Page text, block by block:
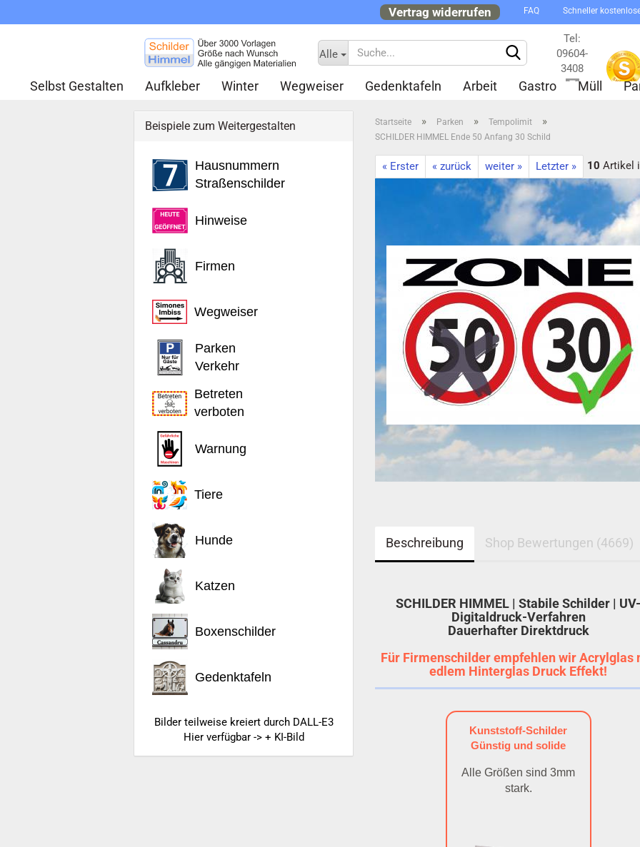
Vertrag widerrufen FAQ Schneller
Alle
Tel:
09604-
3408
Selbst Gestalten Aufkleber Winter Wegweiser Gedenktafeln Arbeit Gastro Müll
Startseite » Parken » Tempolimit »
SCHILDER HIMMEL Ende 50 Anfang 30 Schild
« Erster « zurück weiter » Letzter » 10 Artikel
Beschreibung Shop Bewertungen (4669)
SCHILDER HIMMEL | Stabile Schilder |
Digitaldruck-Verfahren
Dauerhafter Direktdruck
Für Firmenschilder empfehlen wir Acrylglas
edlem Hinterglas Druck Effekt!
Kunststoff-Schilder
Günstig und solide
Alle Größen sind 3mm
stark.
Beispiele zum Weitergestalten
Hausnummern
Straßenschilder
Hinweise
Firmen
Wegweiser
Parken
Verkehr
Betreten
verboten
Warnung
Tiere
Hunde
Katzen
Boxenschilder
Gedenktafeln
Bilder teilweise kreiert durch DALL-E3
Hier verfügbar -> + KI-Bild